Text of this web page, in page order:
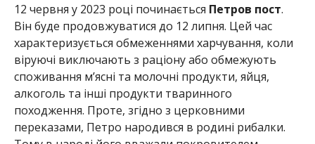
12 червня у 2023 році починається Петров пост.
Він буде продовжуватися до 12 липня. Цей час
характеризується обмеженнями харчування, коли
віруючі виключають з раціону або обмежують
споживання м’ясні та молочні продукти, яйця,
алкоголь та інші продукти тваринного
походження. Проте, згідно з церковними
переказами, Петро народився в родині рибалки.